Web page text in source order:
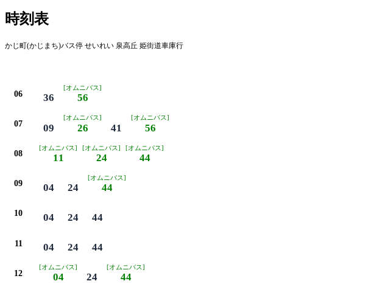
時刻表
かじ町(かじまち)バス停 せいれい 泉高丘 姫街道車庫行
06 36
[オムニバス]
56
07 09
[オムニバス]
26 41
[オムニバス]
56
08
[オムニバス]
11
[オムニバス]
24
[オムニバス]
44
09 04 24
[オムニバス]
44
10 04 24 44
11 04 24 44
12
[オムニバス]
04 24
[オムニバス]
44